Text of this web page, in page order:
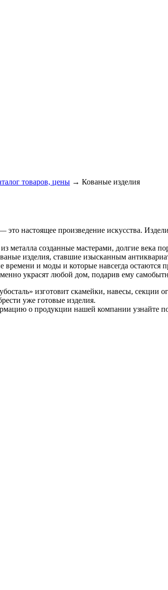
товаров, цены → Кованые изделия
это настоящее произведение искусства.
металла созданные мастерами, долгие века
изделия, ставшие изысканным
времени и моды и которые навсегда остаются
украсят любой дом, подарив ему
изготовит скамейки, навесы,
уже готовые изделия.
о продукции нашей компании узнайте